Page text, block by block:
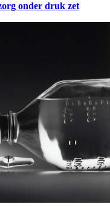
onder druk zet